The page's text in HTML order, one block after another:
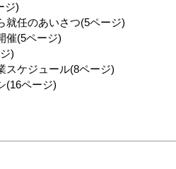
ジ)
就任のあいさつ(5ページ)
催(5ページ)
)
スケジュール(8ページ)
(16ページ)